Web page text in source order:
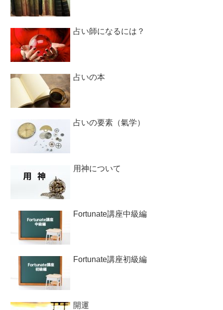
占い師になるには？
占いの本
占いの要素（氣学）
用神について
Fortunate講座中級編
Fortunate講座初級編
開運